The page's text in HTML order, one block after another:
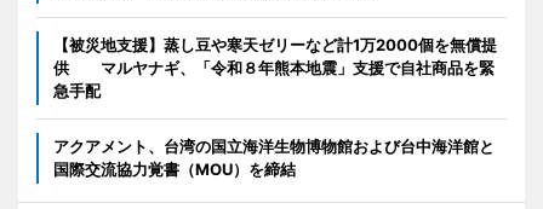
【被災地支援】蒸し豆や寒天ゼリーなど計1万2000個を無償提
供 マルヤナギ、「令和８年熊本地震」支援で自社商品を緊
急手配
アクアメント、台湾の国立海洋生物博物館および台中海洋館と
国際交流協力覚書（MOU）を締結